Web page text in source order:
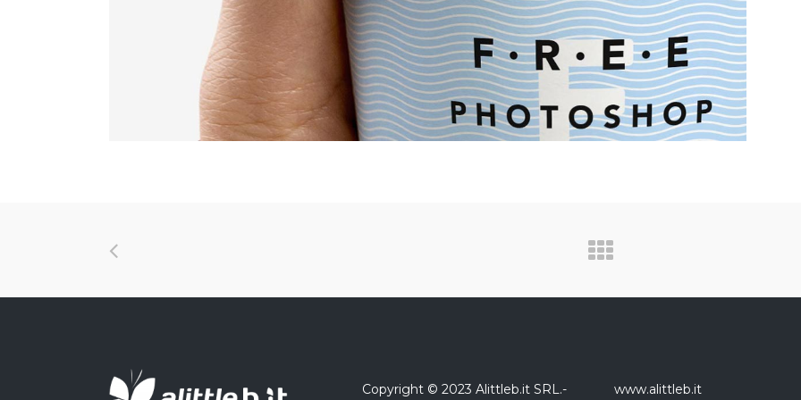
Copyright © 2023 Alittleb.it SRL.- www.alittleb.it